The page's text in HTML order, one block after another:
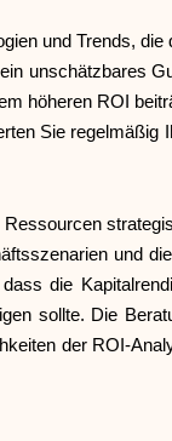
und Trends,
unschätzbares
höheren ROI
Sie
und
die
sollte. Die
der ROI-